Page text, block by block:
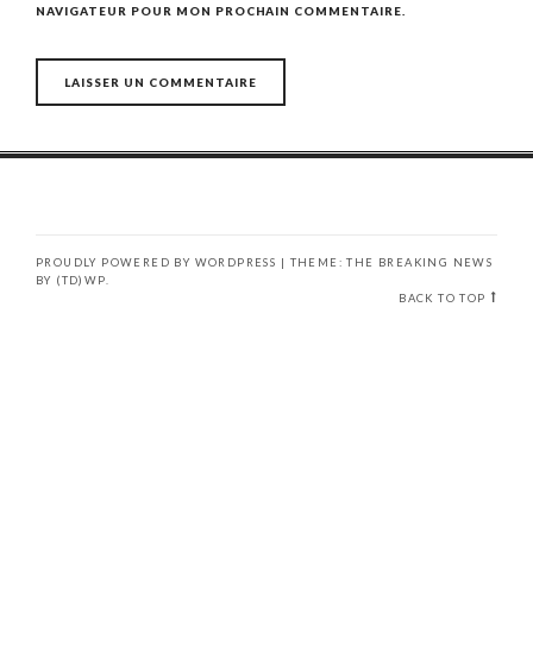
NAVIGATEUR POUR MON PROCHAIN COMMENTAIRE.
PROUDLY POWERED BY WORDPRESS | THEME: THE BREAKING NEWS
BY (TD)WP
BACK TO TOP